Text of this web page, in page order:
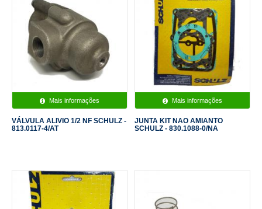
Mais informações
VÁLVULA ALIVIO 1/2 NF SCHULZ -
813.0117-4/AT
Mais informações
JUNTA KIT NAO AMIANTO
SCHULZ - 830.1088-0/NA